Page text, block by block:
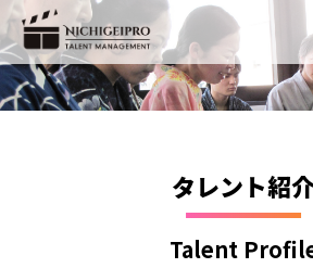
タレント紹
Talent